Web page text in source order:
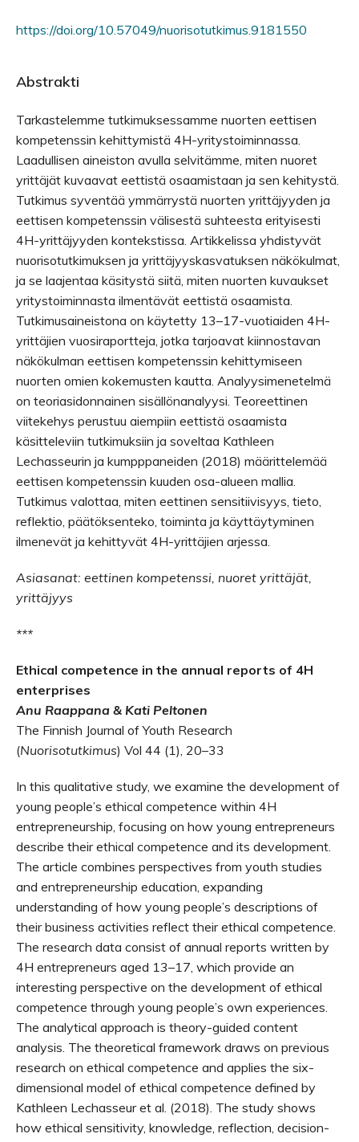
https://doi.org/10.57049/nuorisotutkimus.9181550
Abstrakti
Tarkastelemme tutkimuksessamme nuorten eettisen
kompetenssin kehittymistä 4H-yritystoiminnassa.
Laadullisen aineiston avulla selvitämme, miten nuoret
yrittäjät kuvaavat eettistä osaamistaan ja sen kehitystä.
Tutkimus syventää ymmärrystä nuorten yrittäjyyden ja
eettisen kompetenssin välisestä suhteesta erityisesti
4H-yrittäjyyden kontekstissa. Artikkelissa yhdistyvät
nuorisotutkimuksen ja yrittäjyyskasvatuksen näkökulmat,
ja se laajentaa käsitystä siitä, miten nuorten kuvaukset
yritystoiminnasta ilmentävät eettistä osaamista.
Tutkimusaineistona on käytetty 13–17-vuotiaiden 4H-
yrittäjien vuosiraportteja, jotka tarjoavat kiinnostavan
näkökulman eettisen kompetenssin kehittymiseen
nuorten omien kokemusten kautta. Analyysimenetelmä
on teoriasidonnainen sisällönanalyysi. Teoreettinen
viitekehys perustuu aiempiin eettistä osaamista
käsitteleviin tutkimuksiin ja soveltaa Kathleen
Lechasseurin ja kumpppaneiden (2018) määrittelemää
eettisen kompetenssin kuuden osa-alueen mallia.
Tutkimus valottaa, miten eettinen sensitiivisyys, tieto,
reflektio, päätöksenteko, toiminta ja käyttäytyminen
ilmenevät ja kehittyvät 4H-yrittäjien arjessa.
Asiasanat: eettinen kompetenssi, nuoret yrittäjät,
yrittäjyys
***
Ethical competence in the annual reports of 4H
enterprises
Anu Raappana & Kati Peltonen
The Finnish Journal of Youth Research
(Nuorisotutkimus) Vol 44 (1), 20–33
In this qualitative study, we examine the development of
young people’s ethical competence within 4H
entrepreneurship, focusing on how young entrepreneurs
describe their ethical competence and its development.
The article combines perspectives from youth studies
and entrepreneurship education, expanding
understanding of how young people’s descriptions of
their business activities reflect their ethical competence.
The research data consist of annual reports written by
4H entrepreneurs aged 13–17, which provide an
interesting perspective on the development of ethical
competence through young people’s own experiences.
The analytical approach is theory-guided content
analysis. The theoretical framework draws on previous
research on ethical competence and applies the six-
dimensional model of ethical competence defined by
Kathleen Lechasseur et al. (2018). The study shows
how ethical sensitivity, knowledge, reflection, decision-